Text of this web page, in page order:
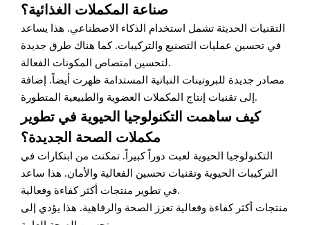
صناعة المكملات الغذائية؟
التقنيات الحديثة تشمل استخدام الذكاء الاصطناعي. هذا يساعد
في تحسين عمليات التصنيع والتركيبات. كما هناك طرق جديدة
لتحسين امتصاص المكونات الفعالة.
مصادر جديدة للبروتينات النباتية المستدامة ظهرت أيضاً. إضافة
إلى تقنيات إنتاج المكملات العضوية والطبيعية المتطورة.
كيف ساهمت التكنولوجيا الحيوية في تطوير
مكملات الصحة الجديدة؟
التكنولوجيا الحيوية لعبت دوراً كبيراً. تمكنت من ابتكارات في
التركيبات الحيوية وتقنيات تحسين الفعالية والأمان. هذا ساعد
في تطوير منتجات أكثر كفاءة وفعالية.
منتجات أكثر كفاءة وفعالية تعزز الصحة والرفاهية. هذا يؤدي إلى